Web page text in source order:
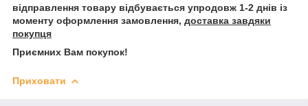
відправлення товару відбувається упродовж 1-2 днів із
моменту оформлення замовлення, доставка завдяки
покупця
Приємних Вам покупок!
Приховати